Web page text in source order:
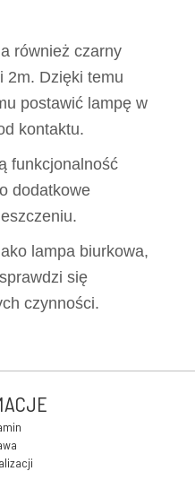
również czarny
2m. Dzięki temu
postawić lampę w
kontaktu.
funkcjonalność
dodatkowe
lampa biurkowa,
się
czynności.